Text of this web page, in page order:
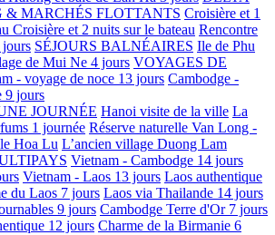
& MARCHÉS FLOTTANTS Croisière et 1
Croisière et 2 nuits sur le bateau Rencontre
jours SÉJOURS BALNÉAIRES Ile de Phu
de Mui Ne 4 jours VOYAGES DE
- voyage de noce 13 jours Cambodge -
9 jours
JOURNÉE Hanoi visite de la ville La
1 journée Réserve naturelle Van Long -
Hoa Lu L’ancien village Duong Lam
Vietnam - Cambodge 14 jours
Vietnam - Laos 13 jours Laos authentique
du Laos 7 jours Laos via Thailande 14 jours
9 jours Cambodge Terre d'Or 7 jours
12 jours Charme de la Birmanie 6